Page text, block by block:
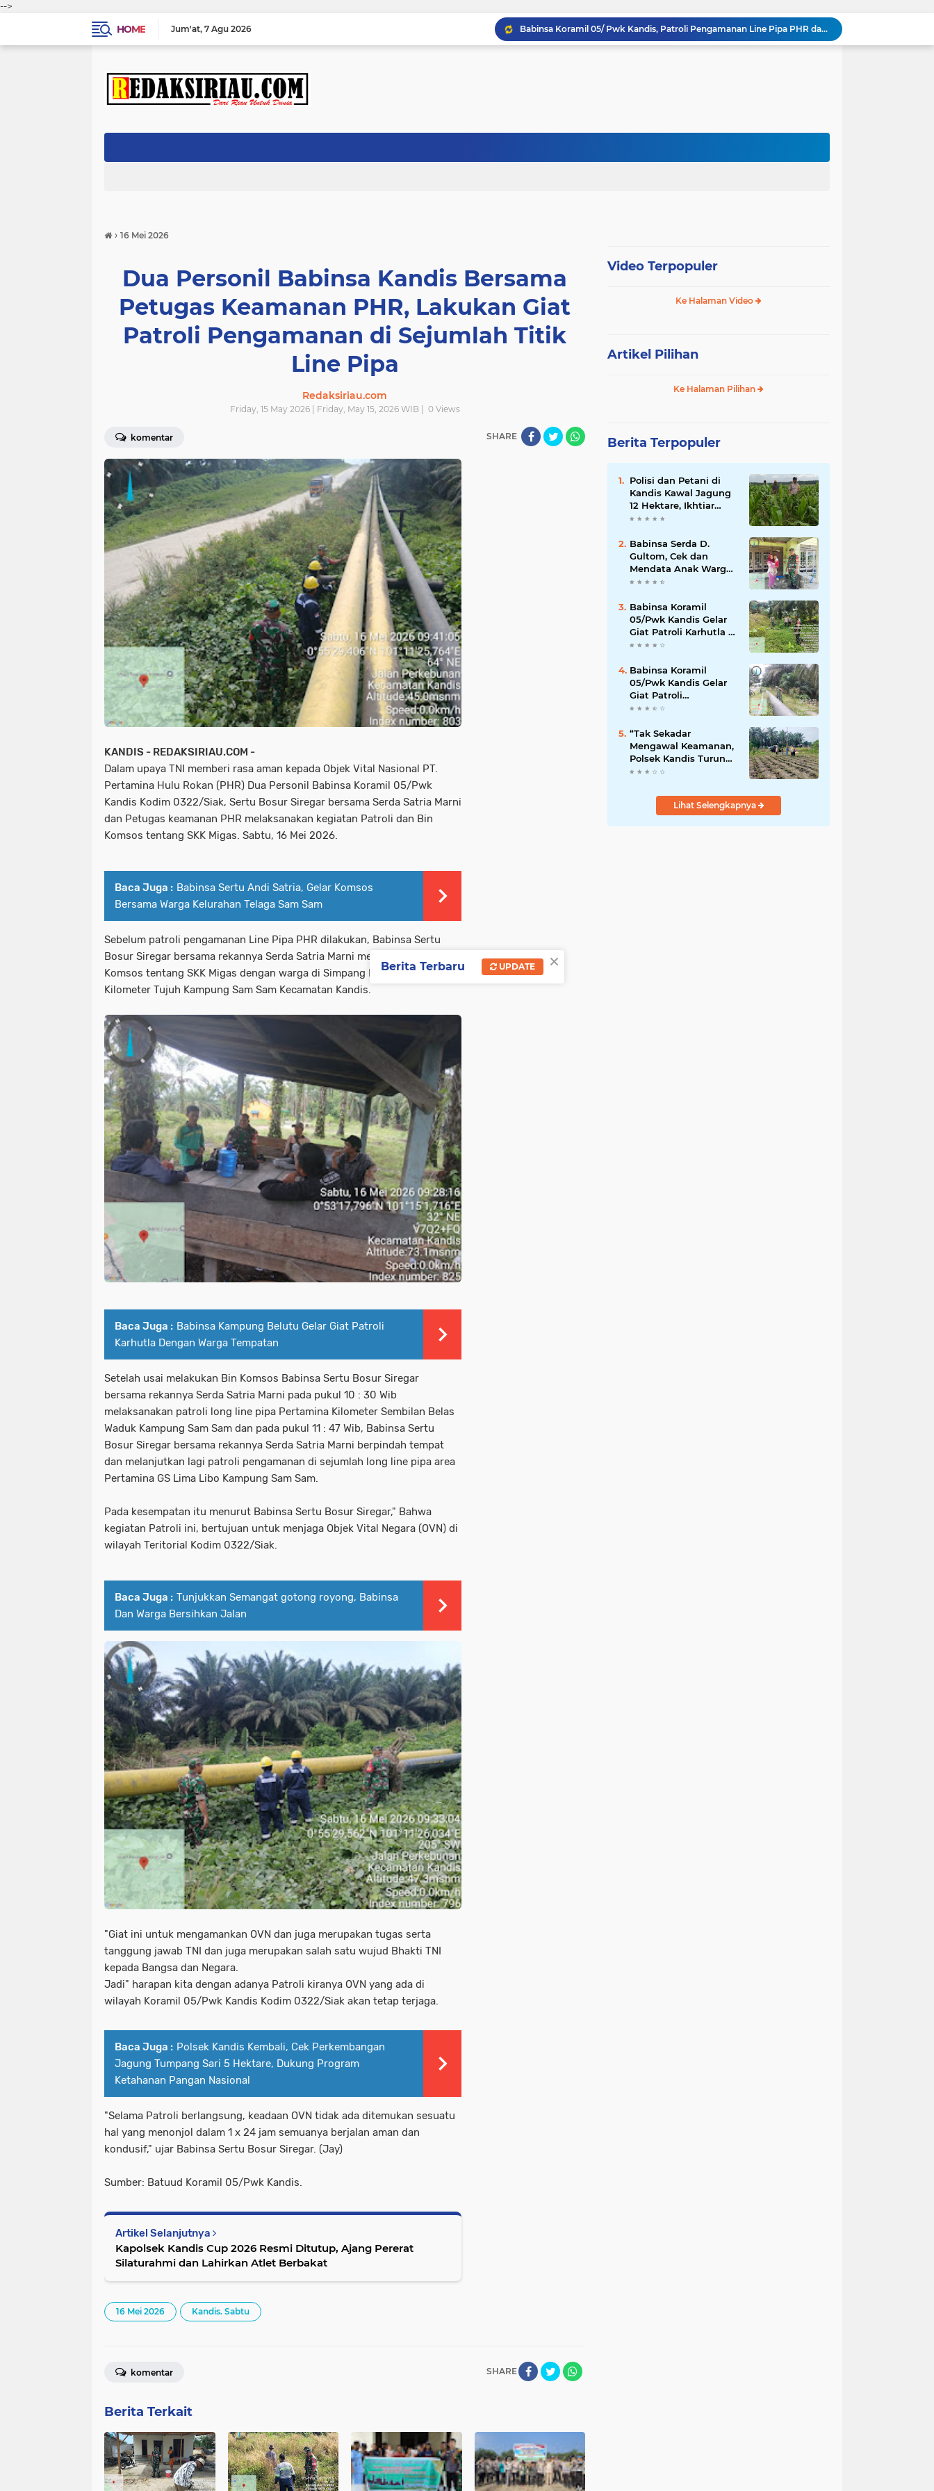
-->
HOME
Jum'at 7 Agu 2026
Babinsa Koramil 05/ Pwk Kandis, Patroli Pengamanan Line Pipa PHR dan Komsos Tentang SKK Migas
Babinsa Koptu K. Sitohang Melakukan Pendampingan Vaksinasi PMK
Polsek Kandis dan Petani Bersinergi, Jaga Jagung Tetap Tumbuh untuk Ketahanan Pangan
› 16 Mei 2026
Dua Personil Babinsa Kandis Bersama
Petugas Keamanan PHR, Lakukan Giat
Patroli Pengamanan di Sejumlah Titik
Line Pipa
Redaksiriau.com
Friday, 15 May 2026 | Friday, May 15, 2026 WIB | 0Views
komentar SHARE
KANDIS - REDAKSIRIAU.COM -
Dalam upaya TNI memberi rasa aman kepada Objek Vital Nasional PT.
Pertamina Hulu Rokan (PHR) Dua Personil Babinsa Koramil 05/Pwk
Kandis Kodim 0322/Siak, Sertu Bosur Siregar bersama Serda Satria Marni
dan Petugas keamanan PHR melaksanakan kegiatan Patroli dan Bin
Komsos tentang SKK Migas. Sabtu, 16 Mei 2026.
Baca Juga : Babinsa Sertu Andi Satria, Gelar Komsos
Bersama Warga Kelurahan Telaga Sam Sam
Sebelum patroli pengamanan Line Pipa PHR dilakukan, Babinsa Sertu
Bosur Siregar bersama rekannya Serda Satria Marni melaksanakan Bin
Komsos tentang SKK Migas dengan warga di Simpang Empat Rukiman
Kilometer Tujuh Kampung Sam Sam Kecamatan Kandis.
Baca Juga : ‎Babinsa Kampung Belutu Gelar Giat Patroli
Karhutla Dengan Warga Tempatan
Setelah usai melakukan Bin Komsos Babinsa Sertu Bosur Siregar
bersama rekannya Serda Satria Marni pada pukul 10 : 30 Wib
melaksanakan patroli long line pipa Pertamina Kilometer Sembilan Belas
Waduk Kampung Sam Sam dan pada pukul 11 : 47 Wib, Babinsa Sertu
Bosur Siregar bersama rekannya Serda Satria Marni berpindah tempat
dan melanjutkan lagi patroli pengamanan di sejumlah long line pipa area
Pertamina GS Lima Libo Kampung Sam Sam.
Pada kesempatan itu menurut Babinsa Sertu Bosur Siregar," Bahwa
kegiatan Patroli ini, bertujuan untuk menjaga Objek Vital Negara (OVN) di
wilayah Teritorial Kodim 0322/Siak.
Baca Juga : ‎Tunjukkan Semangat gotong royong, Babinsa
Dan Warga Bersihkan Jalan
"Giat ini untuk mengamankan OVN dan juga merupakan tugas serta
tanggung jawab TNI dan juga merupakan salah satu wujud Bhakti TNI
kepada Bangsa dan Negara.
Jadi" harapan kita dengan adanya Patroli kiranya OVN yang ada di
wilayah Koramil 05/Pwk Kandis Kodim 0322/Siak akan tetap terjaga.
Baca Juga : Polsek Kandis Kembali, Cek Perkembangan
Jagung Tumpang Sari 5 Hektare, Dukung Program
Ketahanan Pangan Nasional
"Selama Patroli berlangsung, keadaan OVN tidak ada ditemukan sesuatu
hal yang menonjol dalam 1 x 24 jam semuanya berjalan aman dan
kondusif," ujar Babinsa Sertu Bosur Siregar. (Jay)
Sumber: Batuud Koramil 05/Pwk Kandis.
Artikel Selanjutnya
Kapolsek Kandis Cup 2026 Resmi Ditutup, Ajang Pererat
Silaturahmi dan Lahirkan Atlet Berbakat
16 Mei 2026 Kandis. Sabtu
SHARE
komentar
Berita Terkait
Video Terpopuler
Ke Halaman Video
Artikel Pilihan
Ke Halaman Pilihan
Berita Terpopuler
Polisi dan Petani di
Kandis Kawal Jagung
12 Hektare, Ikhtiar
Menjaga Ketahanan
Babinsa Serda D.
Gultom, Cek dan
Mendata Anak Warga
Yang Stunting
Babinsa Koramil
05/Pwk Kandis Gelar
Giat Patroli Karhutla di
Wilayah Kelurahan
Babinsa Koramil
05/Pwk Kandis Gelar
Giat Patroli
Pengamanan Line
Kandis Kandis
“Tak Sekadar
Mengawal Keamanan,
Polsek Kandis Turun
ke Lahan Jagung
Pangan
Lihat Selengkapnya
×
Berita Terbaru UPDATE